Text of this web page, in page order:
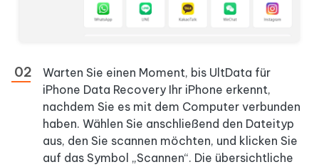
Warten Sie einen Moment, bis UltData für
iPhone Data Recovery Ihr iPhone erkennt,
nachdem Sie es mit dem Computer verbunden
haben. Wählen Sie anschließend den Dateityp
aus, den Sie scannen möchten, und klicken Sie
auf das Symbol „Scannen“. Die übersichtliche